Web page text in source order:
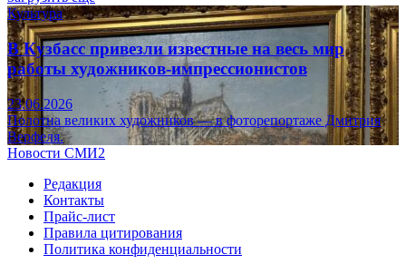
Культура
В Кузбасс привезли известные на весь мир
работы художников-импрессионистов
23.06.2026
Полотна великих художников — в фоторепортаже Дмитрия
Верфеля.
Новости СМИ2
Редакция
Контакты
Прайс-лист
Правила цитирования
Политика конфиденциальности